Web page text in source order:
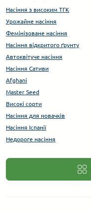
Насіння з високим ТГК
Урожайне насіння
Фемінізоване насіння
Насіння відкритого ґрунту
Автоквітуче насіння
Насіння Сативи
Afghani
Master Seed
Високі сорти
Насіння для новачків
Насіння Іспанії
Недороге насіння